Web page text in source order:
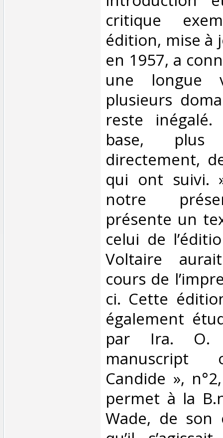
critique
édition, mise à
en 1957, a
une longue
plusieurs
reste
base,
directement,
qui ont suivi.
notre
présente un
celui de
Voltaire
cours de
ci. Cette
également
par Ira. O.
manuscript
Candide »,
permet à la
Wade, de son